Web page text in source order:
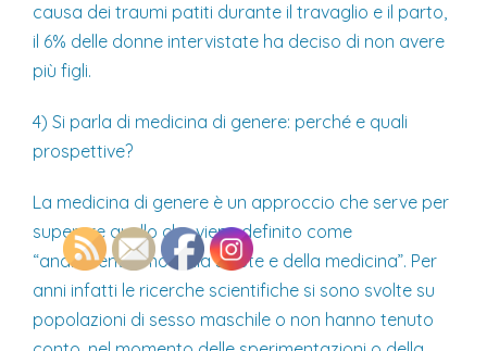
causa dei traumi patiti durante il travaglio e il parto,
il 6% delle donne intervistate ha deciso di non avere
più figli.
4) Si parla di medicina di genere: perché e quali
prospettive?
La medicina di genere è un approccio che serve per
superare quello che viene definito come
“androcentrismo della salute e della medicina”. Per
anni infatti le ricerche scientifiche si sono svolte su
popolazioni di sesso maschile o non hanno tenuto